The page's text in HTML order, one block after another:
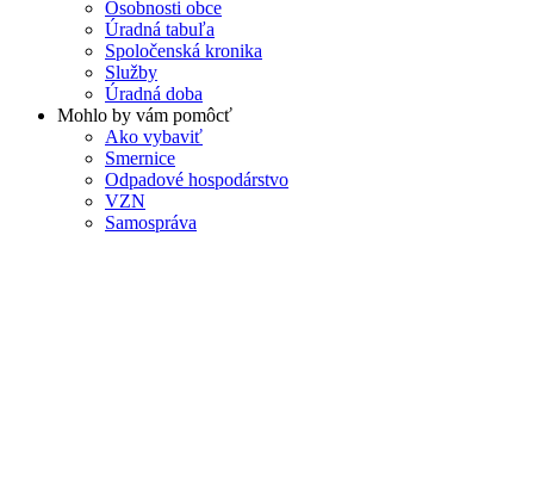
Osobnosti obce
Úradná tabuľa
Spoločenská kronika
Služby
Úradná doba
Mohlo by vám pomôcť
Ako vybaviť
Smernice
Odpadové hospodárstvo
VZN
Samospráva